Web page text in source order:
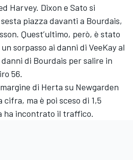
Harvey. Dixon e Sato si
piazza davanti a Bourdais,
Quest’ultimo, però, è stato
sorpasso ai danni di VeeKay al
di Bourdais per salire in
56.
di Herta su Newgarden
ma è poi sceso di 1,5
ha incontrato il traffico.